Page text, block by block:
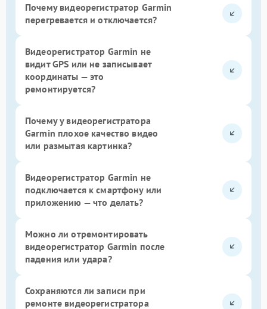
Почему видеорегистратор Garmin
перегревается и отключается?
Видеорегистратор Garmin не
видит GPS или не записывает
координаты — это
ремонтируется?
Почему у видеорегистратора
Garmin плохое качество видео
или размытая картинка?
Видеорегистратор Garmin не
подключается к смартфону или
приложению — что делать?
Можно ли отремонтировать
видеорегистратор Garmin после
падения или удара?
Сохраняются ли записи при
ремонте видеорегистратора